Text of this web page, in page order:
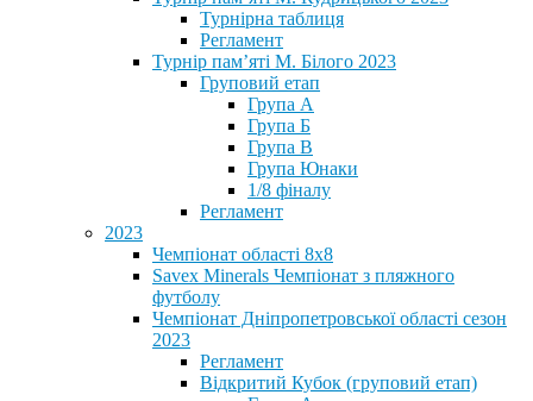
Турнірна таблиця
Регламент
Турнір пам’яті М. Білого 2023
Груповий етап
Група А
Група Б
Група В
Група Юнаки
1/8 фіналу
Регламент
2023
Чемпіонат області 8х8
Savex Minerals Чемпіонат з пляжного
футболу
Чемпіонат Дніпропетровської області сезон
2023
Регламент
Відкритий Кубок (груповий етап)